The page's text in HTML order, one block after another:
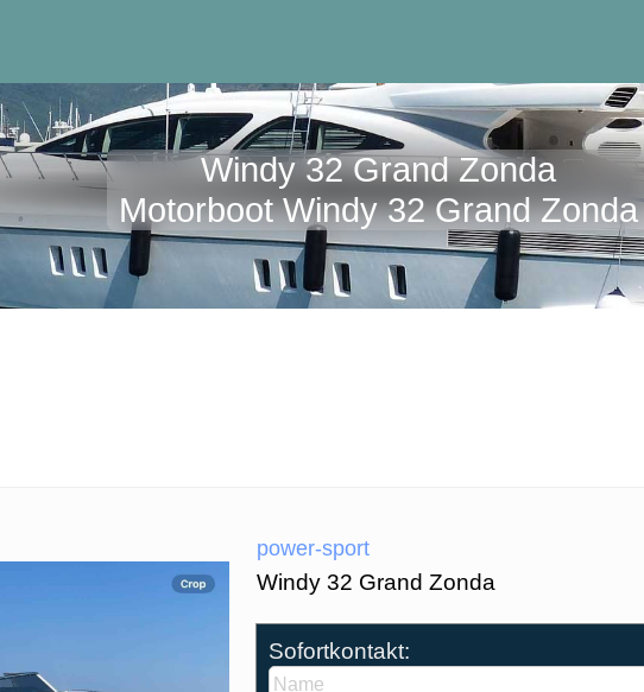
Windy 32 Grand Zonda
Motorboot Windy 32 Grand Zonda
power-sport
Windy 32 Grand Zonda
Sofortkontakt: